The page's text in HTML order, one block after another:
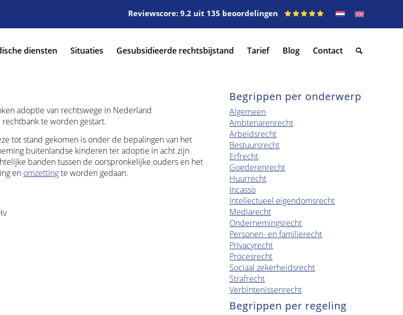
Reviewscore: 9.2 uit 135 beoordelingen
diensten Situaties Gesubsidieerde rechtsbijstand Tarief Blog Contact
adoptie van rechtswege in Nederland
te worden gestart.
tot stand gekomen is onder de bepalingen van het
buitenlandse kinderen ter adoptie in acht zijn
banden tussen de oorspronkelijke ouders en het
en omzettingte worden gedaan.
Begrippen per onderwerp
Algemeen
Ambtenarenrecht
Arbeidsrecht
Bestuursrecht
Erfrecht
Goederenrecht
Huurrecht
Incasso
Intellectueel eigendomsrecht
Mediarecht
Ondernemingsrecht
Personen- en familierecht
Privacyrecht
Procesrecht
Sociaal zekerheidsrecht
Strafrecht
Verbintenissenrecht
Begrippen per regeling